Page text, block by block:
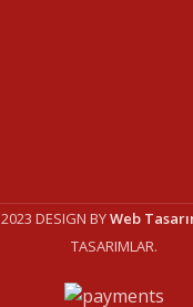
2023 DESIGN BYWeb
TASARIMLAR.